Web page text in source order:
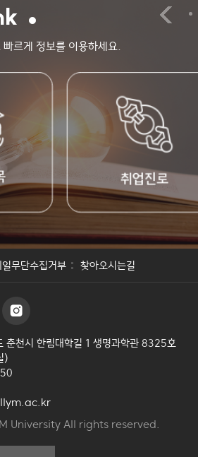
르게 정보를 이용하세요.
취업진로
일무단수집거부 찾아오시는길
천시 한림대학길 1 생명과학관 8325호
)
University All rights reserved.